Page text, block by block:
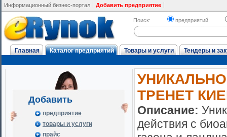
Информационный бизнес-портал Добавить предприятие
Поиск: предприятий
Главная Каталог предприятий Товары и услуги Тендеры и
Добавить
предприятие
товары и услуги
прайс
ТРЕНЕТ
Описание:
действия с